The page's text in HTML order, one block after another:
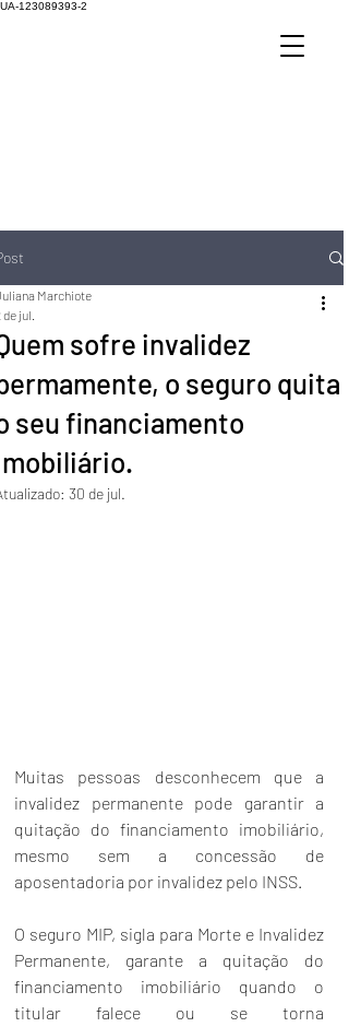
UA-123089393-2
sofre invalidez
o seguro quita
seu financiamento
Marchiote
de jul.
30 de jul.
Muitas pessoas desconhecem que a
invalidez permanente pode garantir a
quitação do financiamento imobiliário,
mesmo sem a concessão de
aposentadoria por invalidez pelo INSS.
O seguro MIP, sigla para Morte e Invalidez
Permanente, garante a quitação do
financiamento imobiliário quando o
titular falece ou se torna